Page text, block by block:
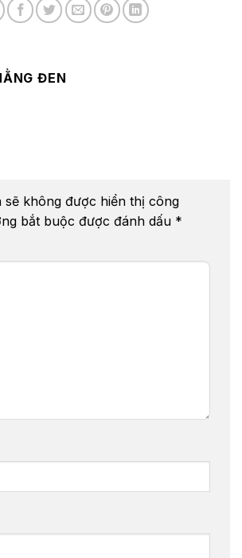
ĐEN
sẽ không được hiển thị công
bắt buộc được đánh dấu *